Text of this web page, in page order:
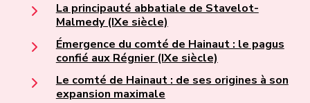
La principauté abbatiale de Stavelot-
Malmedy (IXe siècle)
Émergence du comté de Hainaut : le pagus
confié aux Régnier (IXe siècle)
Le comté de Hainaut : de ses origines à son
expansion maximale